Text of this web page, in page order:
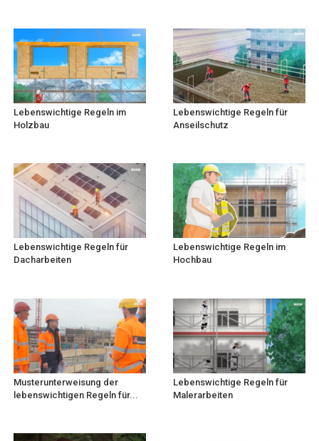
Lebenswichtige Regeln im
Holzbau
Lebenswichtige Regeln für
Anseilschutz
Lebenswichtige Regeln für
Dacharbeiten
Lebenswichtige Regeln im
Hochbau
Musterunterweisung der
lebenswichtigen Regeln für...
Lebenswichtige Regeln für
Malerarbeiten